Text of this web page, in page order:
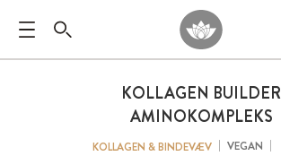
KOLLAGEN BUILDER
AMINOKOMPLEKS
KOLLAGEN & BINDEVÆV VEGAN